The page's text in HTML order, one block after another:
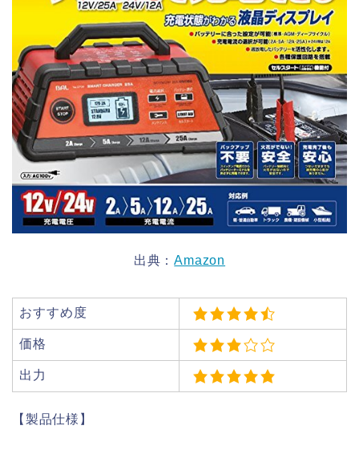
出典：Amazon
おすすめ度
価格
出力
【製品仕様】